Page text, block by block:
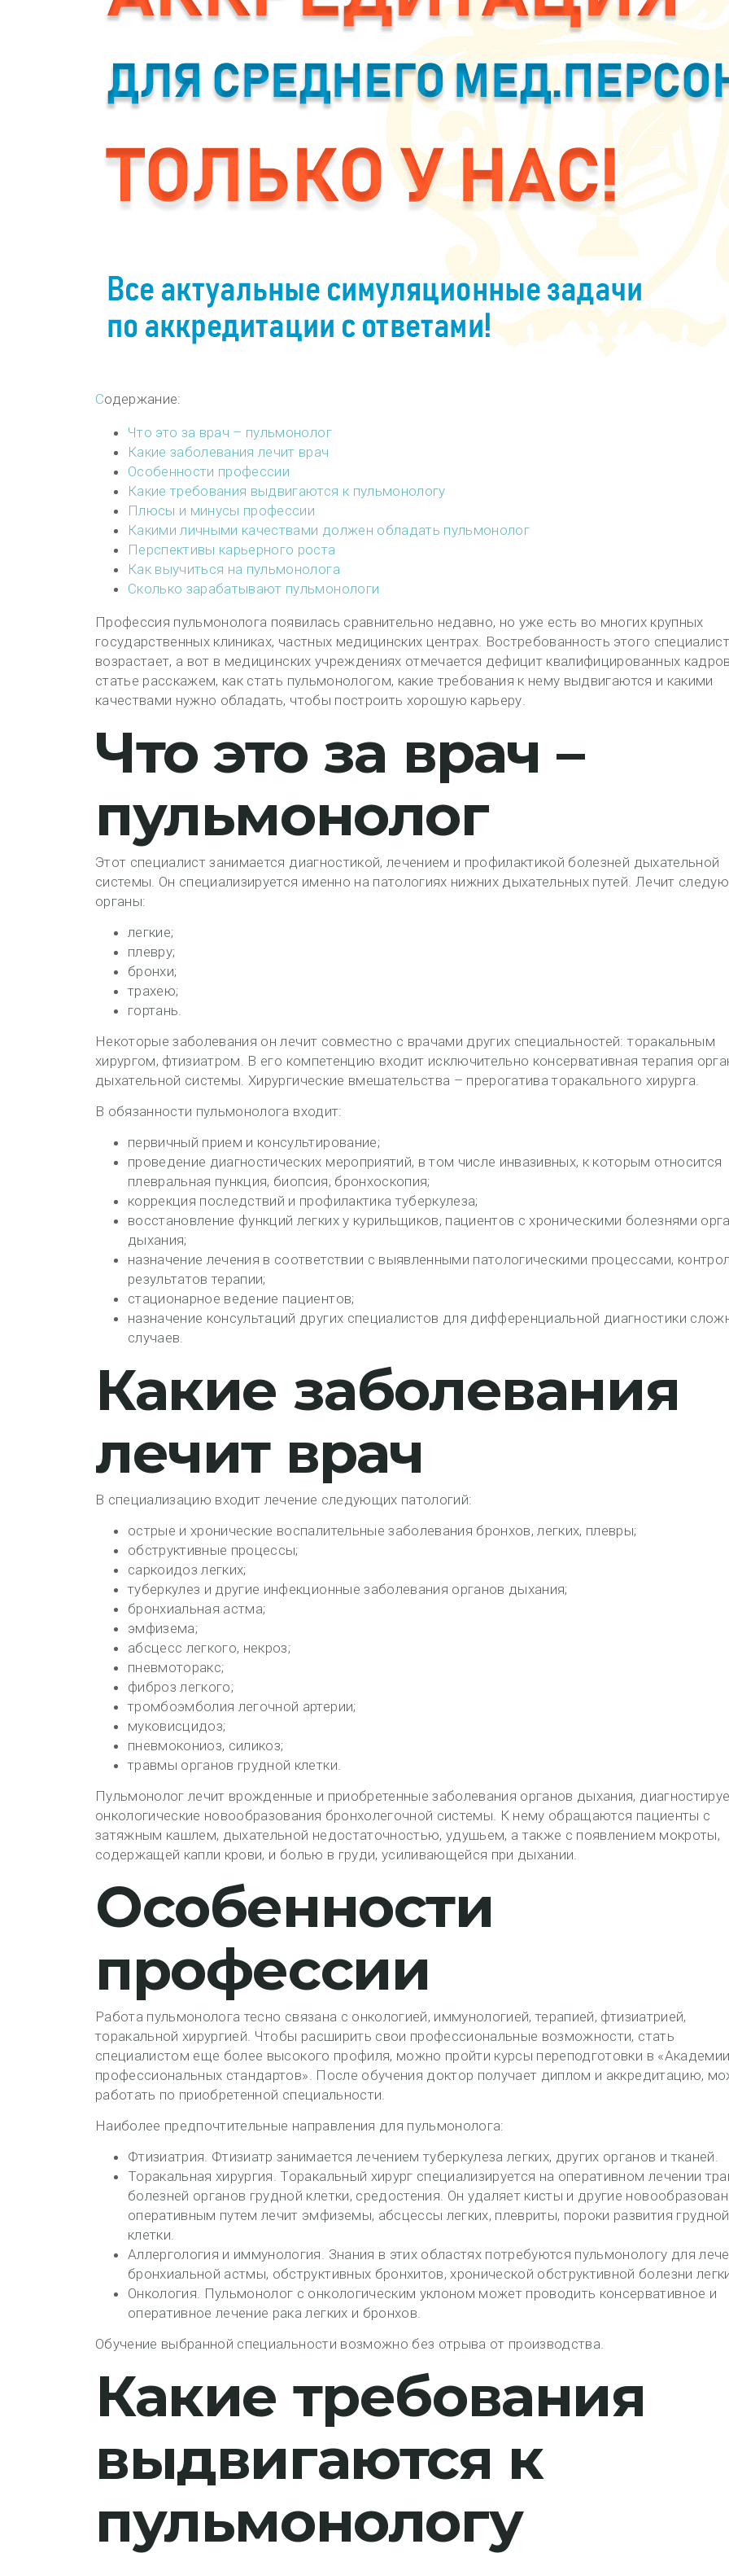
Содержание:
Что это за врач – пульмонолог
Какие заболевания лечит врач
Особенности профессии
Какие требования выдвигаются к пульмонологу
Плюсы и минусы профессии
Какими личными качествами должен обладать пульмонолог
Перспективы карьерного роста
Как выучиться на пульмонолога
Сколько зарабатывают пульмонологи
Профессия пульмонолога появилась сравнительно недавно, но уже есть во многих крупных
государственных клиниках, частных медицинских центрах. Востребованность этого
возрастает, а вот в медицинских учреждениях отмечается дефицит квалифицированных
статье расскажем, как стать пульмонологом, какие требования к нему выдвигаются и какими
качествами нужно обладать, чтобы построить хорошую карьеру.
Что это за врач –
пульмонолог
Этот специалист занимается диагностикой, лечением и профилактикой болезней дыхательной
системы. Он специализируется именно на патологиях нижних дыхательных путей. Лечит
органы:
легкие;
плевру;
бронхи;
трахею;
гортань.
Некоторые заболевания он лечит совместно с врачами других специальностей: торакальным
хирургом, фтизиатром. В его компетенцию входит исключительно консервативная терапия
дыхательной системы. Хирургические вмешательства – прерогатива торакального хирурга.
В обязанности пульмонолога входит:
первичный прием и консультирование;
проведение диагностических мероприятий, в том числе инвазивных, к которым относится
плевральная пункция, биопсия, бронхоскопия;
коррекция последствий и профилактика туберкулеза;
восстановление функций легких у курильщиков, пациентов с хроническими болезнями
дыхания;
назначение лечения в соответствии с выявленными патологическими процессами,
результатов терапии;
стационарное ведение пациентов;
назначение консультаций других специалистов для дифференциальной диагностики
случаев.
Какие заболевания
лечит врач
В специализацию входит лечение следующих патологий:
острые и хронические воспалительные заболевания бронхов, легких, плевры;
обструктивные процессы;
саркоидоз легких;
туберкулез и другие инфекционные заболевания органов дыхания;
бронхиальная астма;
эмфизема;
абсцесс легкого, некроз;
пневмоторакс;
фиброз легкого;
тромбоэмболия легочной артерии;
муковисцидоз;
пневмокониоз, силикоз;
травмы органов грудной клетки.
Пульмонолог лечит врожденные и приобретенные заболевания органов дыхания,
онкологические новообразования бронхолегочной системы. К нему обращаются пациенты с
затяжным кашлем, дыхательной недостаточностью, удушьем, а также с появлением мокроты,
содержащей капли крови, и болью в груди, усиливающейся при дыхании.
Особенности
профессии
Работа пульмонолога тесно связана с онкологией, иммунологией, терапией, фтизиатрией,
торакальной хирургией. Чтобы расширить свои профессиональные возможности, стать
специалистом еще более высокого профиля, можно пройти курсы переподготовки в «Академии
профессиональных стандартов». После обучения доктор получает диплом и аккредитацию,
работать по приобретенной специальности.
Наиболее предпочтительные направления для пульмонолога:
Фтизиатрия. Фтизиатр занимается лечением туберкулеза легких, других органов и тканей.
Торакальная хирургия. Торакальный хирург специализируется на оперативном лечении
болезней органов грудной клетки, средостения. Он удаляет кисты и другие
оперативным путем лечит эмфиземы, абсцессы легких, плевриты, пороки развития грудной
клетки.
Аллергология и иммунология. Знания в этих областях потребуются пульмонологу для
бронхиальной астмы, обструктивных бронхитов, хронической обструктивной болезни
Онкология. Пульмонолог с онкологическим уклоном может проводить консервативное и
оперативное лечение рака легких и бронхов.
Обучение выбранной специальности возможно без отрыва от производства.
Какие требования
выдвигаются к
пульмонологу